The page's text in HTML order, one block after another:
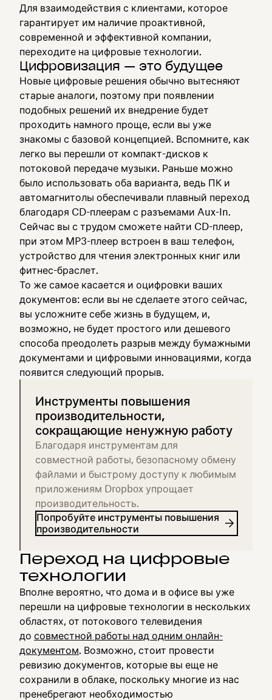
Для взаимодействия с клиентами, которое
гарантирует им наличие проактивной,
современной и эффективной компании,
переходите на цифровые технологии.
Цифровизация — это будущее
Новые цифровые решения обычно вытесняют
старые аналоги, поэтому при появлении
подобных решений их внедрение будет
проходить намного проще, если вы уже
знакомы с базовой концепцией. Вспомните, как
легко вы перешли от компакт-дисков к
потоковой передаче музыки. Раньше можно
было использовать оба варианта, ведь ПК и
автомагнитолы обеспечивали плавный переход
благодаря CD-плеерам с разъемами Aux-In.
Сейчас вы с трудом сможете найти CD-плеер,
при этом MP3-плеер встроен в ваш телефон,
устройство для чтения электронных книг или
фитнес-браслет.
То же самое касается и оцифровки ваших
документов: если вы не сделаете этого сейчас,
вы усложните себе жизнь в будущем, и,
возможно, не будет простого или дешевого
способа преодолеть разрыв между бумажными
документами и цифровыми инновациями, когда
появится следующий прорыв.
Инструменты повышения
производительности,
сокращающие ненужную работу
Благодаря инструментам для
совместной работы, безопасному обмену
файлами и быстрому доступу к любимым
приложениям Dropbox упрощает
производительность.
Попробуйте инструменты повышения
производительности
Переход на цифровые
технологии
Вполне вероятно, что дома и в офисе вы уже
перешли на цифровые технологии в нескольких
областях, от потокового телевидения
до совместной работы над одним онлайн-
документом. Возможно, стоит провести
ревизию документов, которые вы еще не
сохранили в облаке, поскольку многие из нас
пренебрегают необходимостью